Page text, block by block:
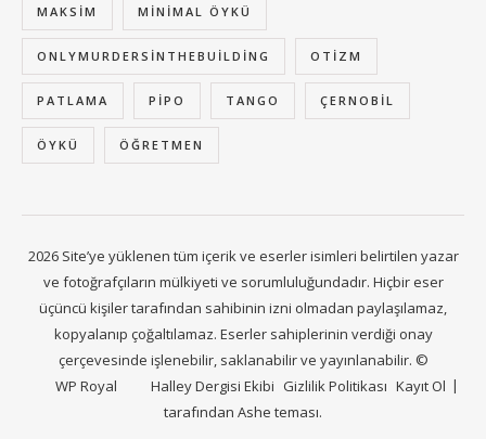
MAKSIM MINIMAL ÖYKÜ
ONLYMURDERSINTHEBUILDING OTIZM
PATLAMA PIPO TANGO ÇERNOBIL
ÖYKÜ ÖĞRETMEN
2026 Site’ye yüklenen tüm içerik ve eserler isimleri belirtilen yazar
ve fotoğrafçıların mülkiyeti ve sorumluluğundadır. Hiçbir eser
üçüncü kişiler tarafından sahibinin izni olmadan paylaşılamaz,
kopyalanıp çoğaltılamaz. Eserler sahiplerinin verdiği onay
çerçevesinde işlenebilir, saklanabilir ve yayınlanabilir. ©
Halley Dergisi Ekibi Gizlilik Politikası Kayıt Ol
WP Royal
tarafından Ashe teması.